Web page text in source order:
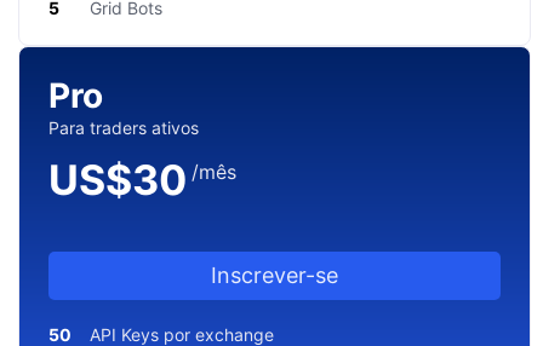
5
Grid Bots
Pro
Para traders ativos
US$30 /mês
Inscrever-se
50
API Keys por exchange